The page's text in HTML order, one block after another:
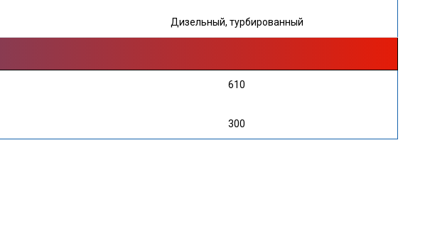
Дизельный, турбированный
610
300